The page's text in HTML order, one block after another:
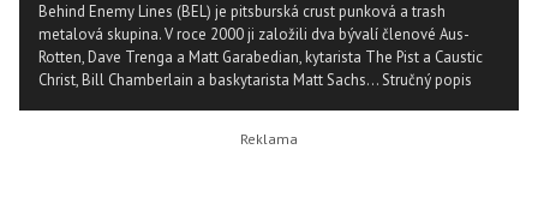
Behind Enemy Lines (BEL) je pitsburská crust punková a trash
metalová skupina. V roce 2000 ji založili dva bývalí členové Aus-
Rotten, Dave Trenga a Matt Garabedian, kytarista The Pist a Caustic
Christ, Bill Chamberlain a baskytarista Matt Sachs...Stručný popis